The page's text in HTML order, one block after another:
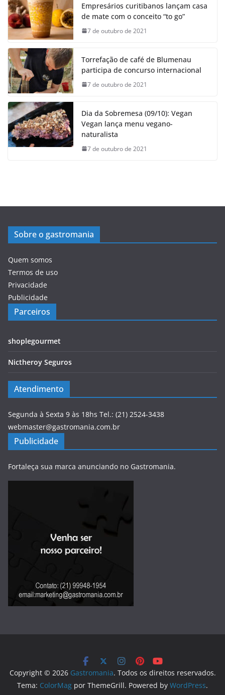
Empresários curitibanos lançam casa
de mate com o conceito “to go”
7 de outubro de 2021
Torrefação de café de Blumenau
participa de concurso internacional
7 de outubro de 2021
Dia da Sobremesa (09/10): Vegan
Vegan lança menu vegano-
naturalista
7 de outubro de 2021
Sobre o gastromania
Quem somos
Termos de uso
Privacidade
Publicidade
Parceiros
shoplegourmet
Nictheroy Seguros
Atendimento
Segunda à Sexta 9 às 18hs Tel.: (21) 2524-3438
webmaster@gastromania.com.br
Publicidade
Fortaleça sua marca anunciando no Gastromania.
Copyright © 2026 Gastromania. Todos os direitos reservados.
Tema: ColorMag por ThemeGrill. Powered by WordPress.